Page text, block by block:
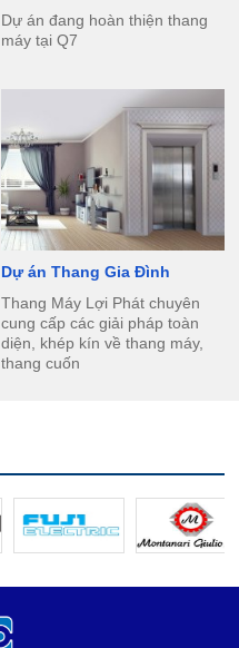
Dự án đang hoàn thiện thang
máy tại Q7
Dự án Thang Gia Đình
Thang Máy Lợi Phát chuyên
cung cấp các giải pháp toàn
diện, khép kín về thang máy,
thang cuốn